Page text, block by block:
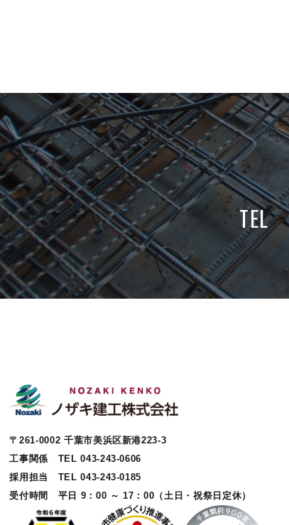
TEL
〒261-0002 千葉市美浜区新港223-3
工事関係 TEL 043-243-0606
採用担当 TEL 043-243-0185
受付時間 平日 9：00 ～ 17：00（土日・祝祭日定休）